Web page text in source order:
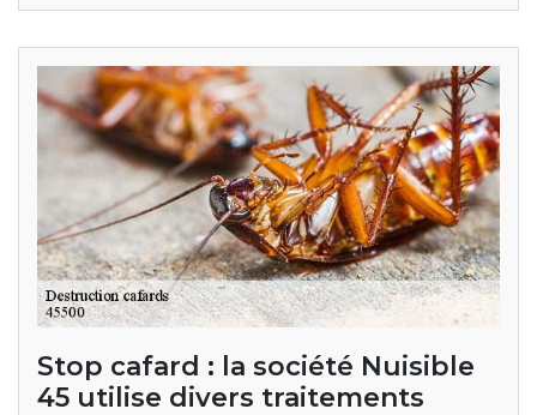
Stop cafard : la société Nuisible
45 utilise divers traitements